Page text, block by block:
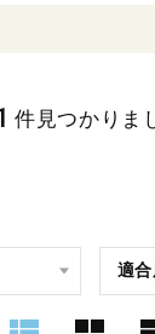
件見つかりま